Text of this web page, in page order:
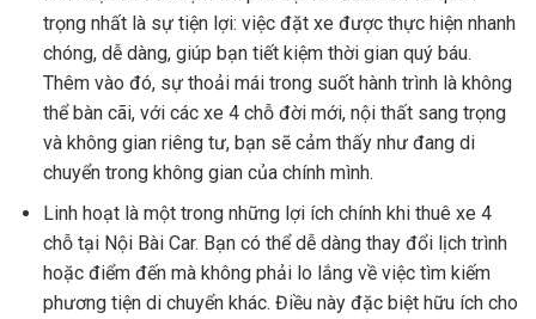
trọng nhất là sự tiện lợi: việc đặt xe được thực hiện nhanh
chóng, dễ dàng, giúp bạn tiết kiệm thời gian quý báu.
Thêm vào đó, sự thoải mái trong suốt hành trình là không
thể bàn cãi, với các xe 4 chỗ đời mới, nội thất sang trọng
và không gian riêng tư, bạn sẽ cảm thấy như đang di
chuyển trong không gian của chính mình.
Linh hoạt là một trong những lợi ích chính khi thuê xe 4
chỗ tại Nội Bài Car. Bạn có thể dễ dàng thay đổi lịch trình
hoặc điểm đến mà không phải lo lắng về việc tìm kiếm
phương tiện di chuyển khác. Điều này đặc biệt hữu ích cho